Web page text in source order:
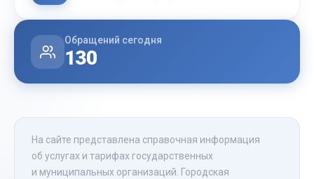
Обращений сегодня
130
На сайте представлена справочная информация
об услугах и тарифах государственных
и муниципальных организаций. Городская